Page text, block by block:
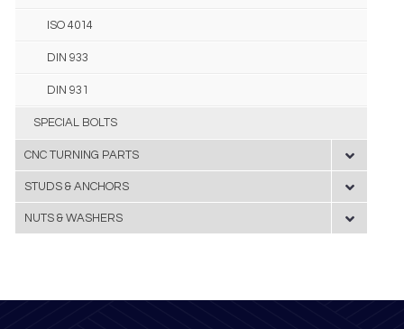
ISO 4014
DIN 933
DIN 931
SPECIAL BOLTS
CNC TURNING PARTS
STUDS & ANCHORS
NUTS & WASHERS